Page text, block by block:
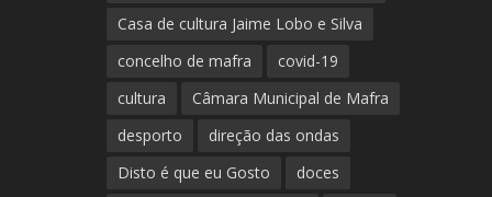
Casa de cultura Jaime Lobo e Silva
concelho de mafra
covid-19
cultura
Câmara Municipal de Mafra
desporto
direção das ondas
Disto é que eu Gosto
doces